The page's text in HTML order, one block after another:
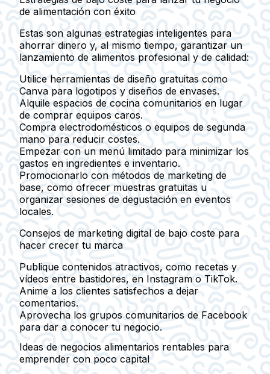
de alimentación con éxito
Estas son algunas estrategias inteligentes para
ahorrar dinero y, al mismo tiempo, garantizar un
lanzamiento de alimentos profesional y de calidad:
Utilice herramientas de diseño gratuitas como
Canva para logotipos y diseños de envases.
Alquile espacios de cocina comunitarios en lugar
de comprar equipos caros.
Compra electrodomésticos o equipos de segunda
mano para reducir costes.
Empezar con un menú limitado para minimizar los
gastos en ingredientes e inventario.
Promocionarlo con métodos de marketing de
base, como ofrecer muestras gratuitas u
organizar sesiones de degustación en eventos
locales.
Consejos de marketing digital de bajo coste para
hacer crecer tu marca
Publique contenidos atractivos, como recetas y
vídeos entre bastidores, en Instagram o TikTok.
Anime a los clientes satisfechos a dejar
comentarios.
Aprovecha los grupos comunitarios de Facebook
para dar a conocer tu negocio.
Ideas de negocios alimentarios rentables para
emprender con poco capital